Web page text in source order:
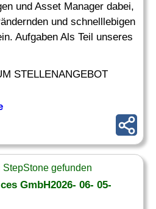
und Asset Manager dabei,
und schnelllebigen
Aufgaben Als Teil unseres
STELLENANGEBOT
gefunden
GmbH2026- 06- 05-